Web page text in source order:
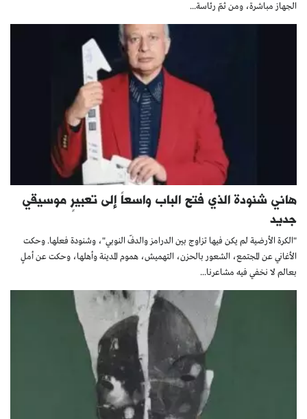
الجهاز مباشرة، ومن ثمّ رئاسة...
هاني شنودة الذي فتح الباب واسعاً إلى تعبيرٍ موسيقي
جديد
"الكرة الأرضية لم يكن فيها تزاوج بين الدرامز والدفّ النوبي"، وشنودة فعلها. وحكت
الأغاني عن المجتمع، الشعور بالحزن، التهميش، هموم المدينة وأهلها، وحكت عن أملٍ
بعالم لا نخفي فيه مشاعرنا...